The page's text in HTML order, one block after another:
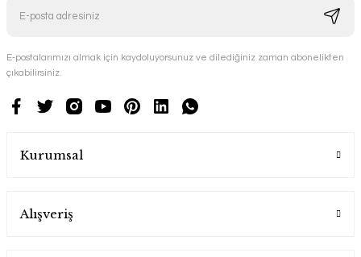
E-postalarımızı almak için kaydoluyorsunuz ve dilediğiniz zaman abonelikten
çıkabilirsiniz.
Kurumsal
Alışveriş